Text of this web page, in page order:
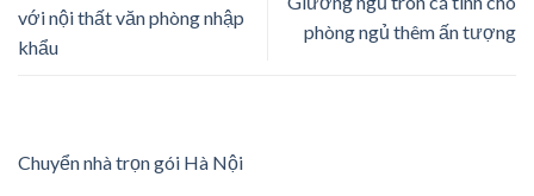
với nội thất văn phòng nhập
khẩu
phòng ngủ thêm ấn tượng
Chuyển nhà trọn gói Hà Nội